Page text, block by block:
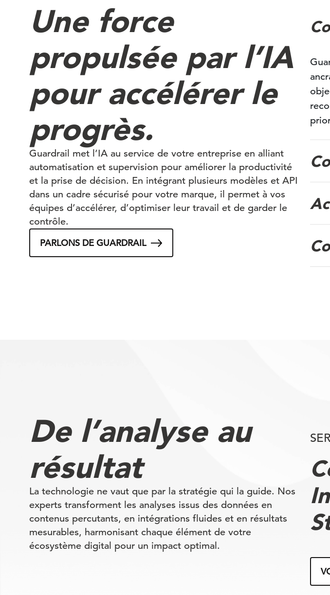
Une force
propulsée par l’IA
pour accélérer le
progrès.
Guardrail met l’IA au service de votre entreprise en alliant
automatisation et supervision pour améliorer la productivité
et la prise de décision. En intégrant plusieurs modèles et API
dans un cadre sécurisé pour votre marque, il permet à vos
équipes d’accélérer, d’optimiser leur travail et de garder le
contrôle.
PARLONS DE GUARDRAIL
De l’analyse au
résultat
La technologie ne vaut que par la stratégie qui la guide. Nos
experts transforment les analyses issus des données en
contenus percutants, en intégrations fluides et en résultats
mesurables, harmonisant chaque élément de votre
écosystème digital pour un impact optimal.